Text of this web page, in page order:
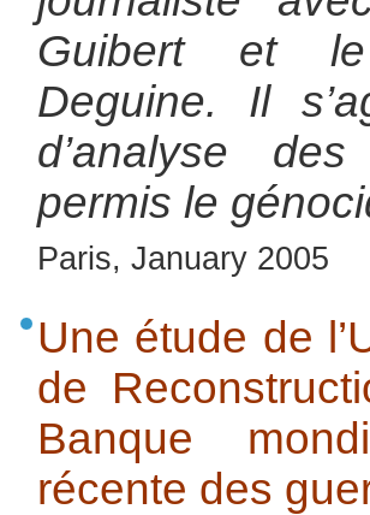
Guibert et le
Deguine. Il
d’analyse
permis le
Paris, January 2005
Une étude de
de
Banque
récente des